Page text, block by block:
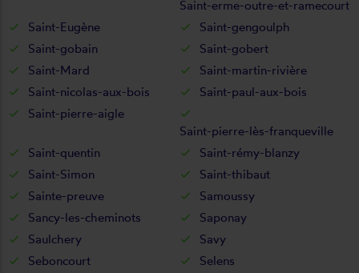
Saint-erme-outre-et-ramecourt
Saint-Eugène
Saint-gengoulph
Saint-gobain
Saint-gobert
Saint-Mard
Saint-martin-rivière
Saint-nicolas-aux-bois
Saint-paul-aux-bois
Saint-pierre-aigle
Saint-pierre-lès-franqueville
Saint-quentin
Saint-rémy-blanzy
Saint-Simon
Saint-thibaut
Sainte-preuve
Samoussy
Sancy-les-cheminots
Saponay
Saulchery
Savy
Seboncourt
Selens